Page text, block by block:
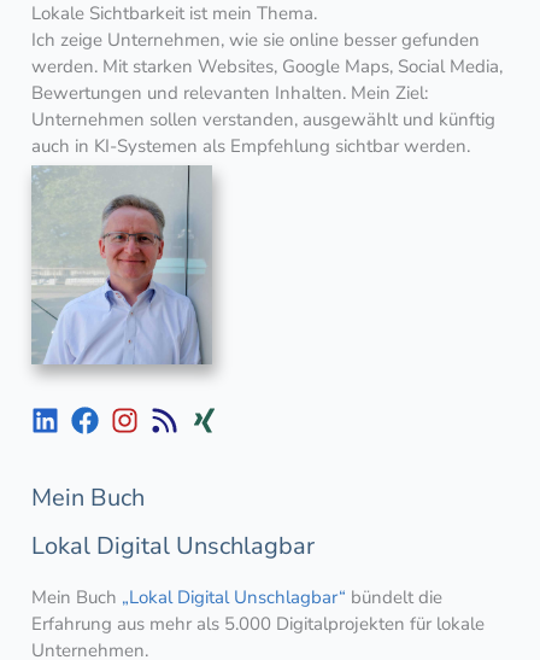
Lokale Sichtbarkeit ist mein Thema.
Ich zeige Unternehmen, wie sie online besser gefunden
werden. Mit starken Websites, Google Maps, Social Media,
Bewertungen und relevanten Inhalten. Mein Ziel:
Unternehmen sollen verstanden, ausgewählt und künftig
auch in KI-Systemen als Empfehlung sichtbar werden.
Mein Buch
Lokal Digital Unschlagbar
Mein Buch „Lokal Digital Unschlagbar“ bündelt die
Erfahrung aus mehr als 5.000 Digitalprojekten für lokale
Unternehmen.